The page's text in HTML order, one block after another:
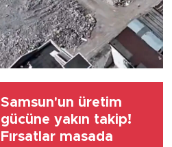
Samsun'un üretim
gücüne yakın takip!
Fırsatlar masada